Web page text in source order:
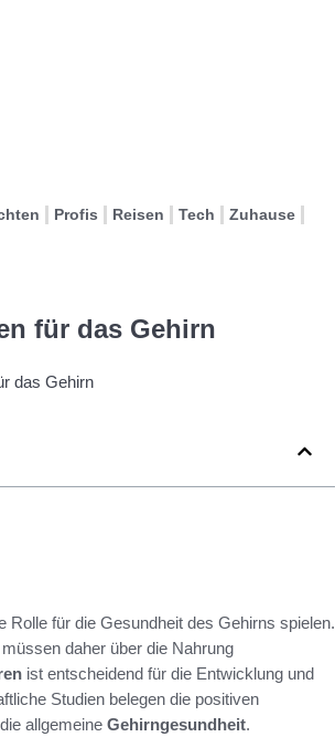
Profis Reisen Tech Zuhause
für das Gehirn
Rolle für die Gesundheit des Gehirns spielen.
daher über die Nahrung
ist entscheidend für die Entwicklung und
Studien belegen die positiven
allgemeine Gehirngesundheit.